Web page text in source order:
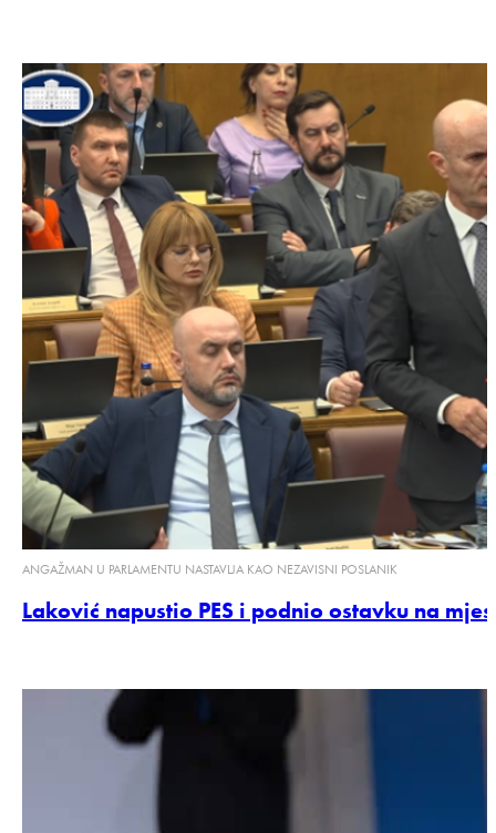
ANGAŽMAN U PARLAMENTU NASTAVLJA KAO NEZAVISNI POSLANIK
Laković napustio PES i podnio ostavku na